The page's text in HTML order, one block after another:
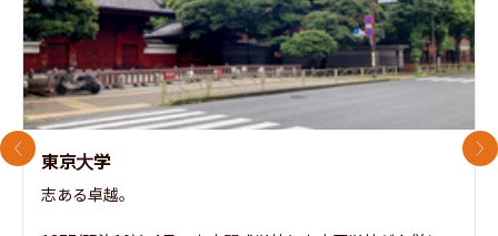
東京大学
志ある卓越。
前のスライド 次